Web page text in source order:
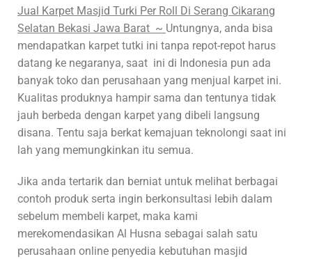
Jual Karpet Masjid Turki Per Roll Di Serang Cikarang
Selatan Bekasi Jawa Barat ~ Untungnya, anda bisa
mendapatkan karpet tutki ini tanpa repot-repot harus
datang ke negaranya, saat ini di Indonesia pun ada
banyak toko dan perusahaan yang menjual karpet ini.
Kualitas produknya hampir sama dan tentunya tidak
jauh berbeda dengan karpet yang dibeli langsung
disana. Tentu saja berkat kemajuan teknolongi saat ini
lah yang memungkinkan itu semua.
Jika anda tertarik dan berniat untuk melihat berbagai
contoh produk serta ingin berkonsultasi lebih dalam
sebelum membeli karpet, maka kami
merekomendasikan Al Husna sebagai salah satu
perusahaan online penyedia kebutuhan masjid